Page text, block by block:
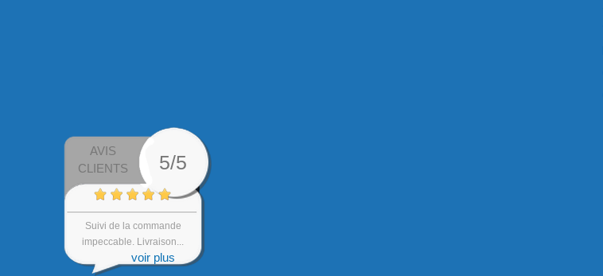
AVIS
CLIENTS
5/5
Suivi de la commande
impeccable. Livraison...
voir plus